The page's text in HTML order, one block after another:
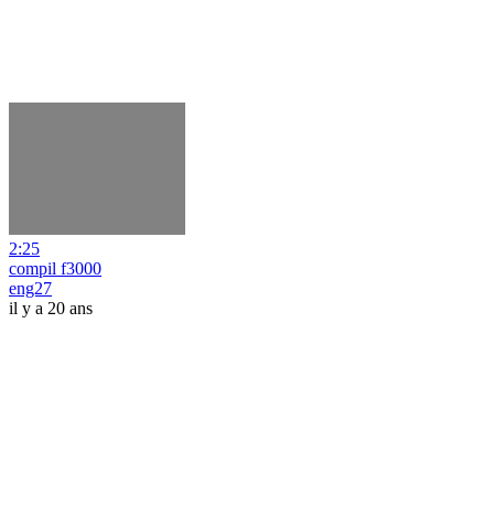
2:25
compil f3000
eng27
il y a 20 ans